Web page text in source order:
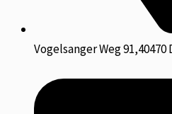
Vogelsanger Weg